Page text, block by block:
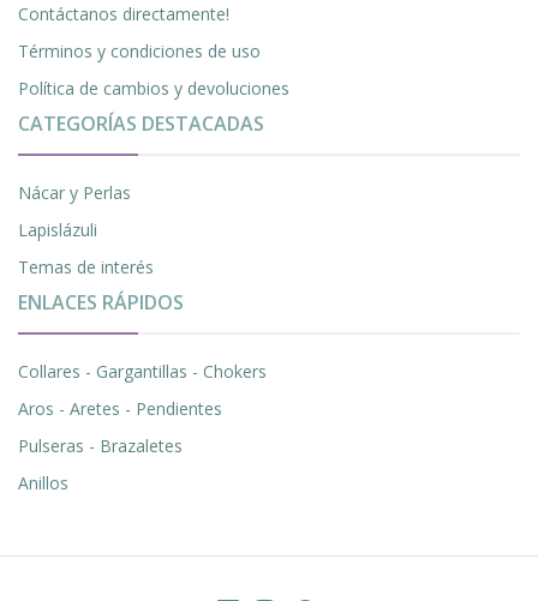
Contáctanos directamente!
Términos y condiciones de uso
Política de cambios y devoluciones
CATEGORÍAS DESTACADAS
Nácar y Perlas
Lapislázuli
Temas de interés
ENLACES RÁPIDOS
Collares - Gargantillas - Chokers
Aros - Aretes - Pendientes
Pulseras - Brazaletes
Anillos